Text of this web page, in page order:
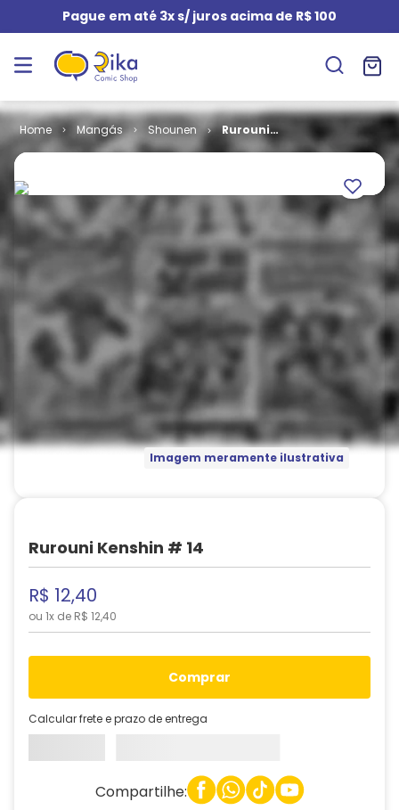
Pague em até 3x s/ juros acima de R$ 100
Mangás Shounen
Rurouni
Kenshin # 14
Imagem meramente ilustrativa
Rurouni Kenshin # 14
R$ 12,40
ou 1x de R$ 12,40
comprar
Calcular frete e prazo de entrega
Compartilhe: